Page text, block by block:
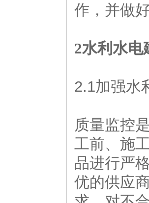
作，并做
2水利水电
2.1加强水
质量监控
工前、施
品进行严
优的供应